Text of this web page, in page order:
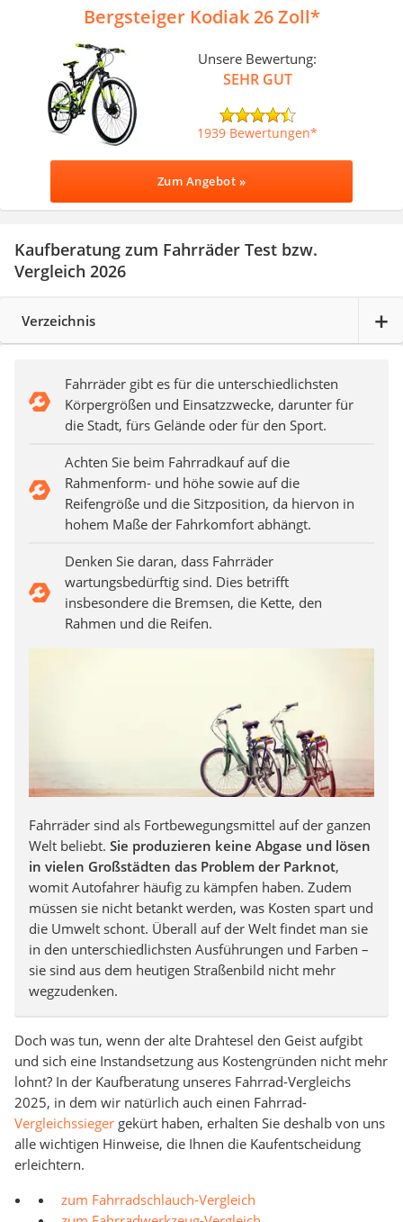
Bergsteiger Kodiak 26 Zoll
Unsere Bewertung:
SEHR GUT
1939 Bewertungen
Zum Angebot »
Kaufberatung zum Fahrräder Test bzw.
Vergleich 2026
Verzeichnis
Fahrräder gibt es für die unterschiedlichsten
Körpergrößen und Einsatzzwecke, darunter für
die Stadt, fürs Gelände oder für den Sport.
Achten Sie beim Fahrradkauf auf die
Rahmenform- und höhe sowie auf die
Reifengröße und die Sitzposition, da hiervon in
hohem Maße der Fahrkomfort abhängt.
Denken Sie daran, dass Fahrräder
wartungsbedürftig sind. Dies betrifft
insbesondere die Bremsen, die Kette, den
Rahmen und die Reifen.
Fahrräder sind als Fortbewegungsmittel auf der ganzen
Welt beliebt. Sie produzieren keine Abgase und lösen
in vielen Großstädten das Problem der Parknot,
womit Autofahrer häufig zu kämpfen haben. Zudem
müssen sie nicht betankt werden, was Kosten spart und
die Umwelt schont. Überall auf der Welt findet man sie
in den unterschiedlichsten Ausführungen und Farben –
sie sind aus dem heutigen Straßenbild nicht mehr
wegzudenken.
Doch was tun, wenn der alte Drahtesel den Geist aufgibt
und sich eine Instandsetzung aus Kostengründen nicht mehr
lohnt? In der Kaufberatung unseres Fahrrad-Vergleichs
2025, in dem wir natürlich auch einen Fahrrad-
Vergleichssieger gekürt haben, erhalten Sie deshalb von uns
alle wichtigen Hinweise, die Ihnen die Kaufentscheidung
erleichtern.
zum Fahrradschlauch-Vergleich